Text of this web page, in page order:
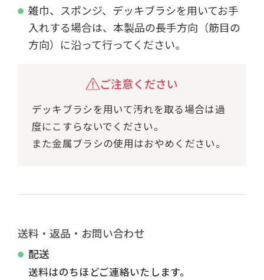
雑巾、スポンジ、デッキブラシを用いてお手
入れする場合は、本製品の長手方向（筋目の
方向）に沿って行ってください。
ご注意ください
デッキブラシを用いて汚れを取る場合は過
度にこすらないでください。
また金属ブラシの使用はおやめください。
送料・返品・お問い合わせ
配送
送料はのちほどご連絡いたします。